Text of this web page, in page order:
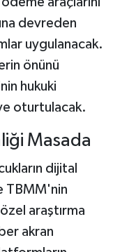
devreden
uygulanacak.
önünü
hukuki
oturtulacak.
Masada
dijital
TBMM'nin
araştırma
akran